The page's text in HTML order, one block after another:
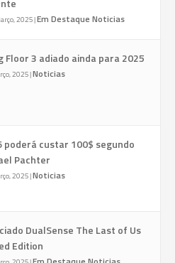
2025|Em Destaque Noticias
Floor 3 adiado ainda para 2025
2025|Noticias
poderá custar 100$ segundo
Pachter
2025|Noticias
DualSense The Last of Us
Edition